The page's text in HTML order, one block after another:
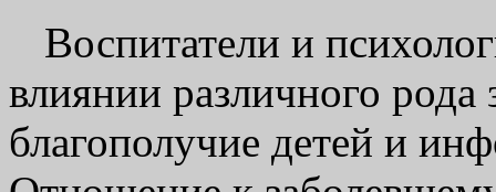
Воспитатели и
влиянии различного
благополучие детей и